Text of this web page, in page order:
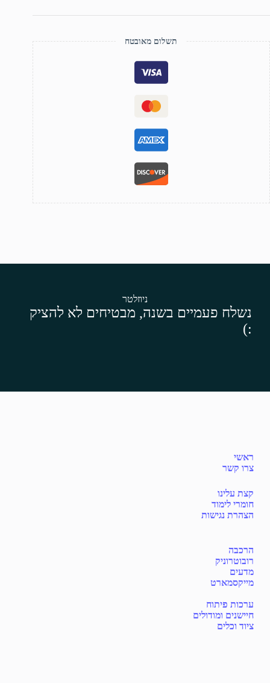
פס
תשלום מאובטח
ניוזלטר
נשלח פעמיים בשנה, מבטיחים לא להציק
:)
ראשי
צרו קשר
קצת עלינו
חומרי לימוד
הצהרת נגישות
הרכבה
רובוטרוניק
מדעים
מייקסמארט
ערכות פיתוח
חיישנים ומודולים
ציוד וכלים